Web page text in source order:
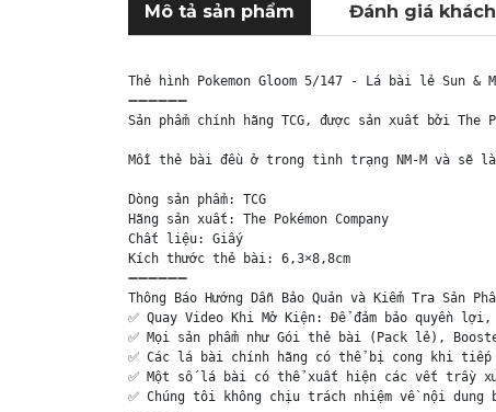
Mô tả sản phẩm Đánh giá
Thẻ hình Pokemon Gloom 5/147 - Lá bài lẻ Sun &
➖➖➖➖➖➖
Sản phẩm chính hãng TCG, được sản xuất bởi
Mỗi thẻ bài đều ở trong tình trạng NM-M và sẽ
Dòng sản phẩm: TCG
Hãng sản xuất: The Pokémon Company
Chất liệu: Giấy
Kích thước thẻ bài: 6,3×8,8cm
➖➖➖➖➖➖
Thông Báo Hướng Dẫn Bảo Quản và Kiểm Tra Sản
✅ Quay Video Khi Mở Kiện: Để đảm bảo quyền
✅ Mọi sản phẩm như Gói thẻ bài (Pack lẻ),
✅ Các lá bài chính hãng có thể bị cong khi tiếp
✅ Một số lá bài có thể xuất hiện các vết trầy
✅ Chúng tôi không chịu trách nhiệm về nội